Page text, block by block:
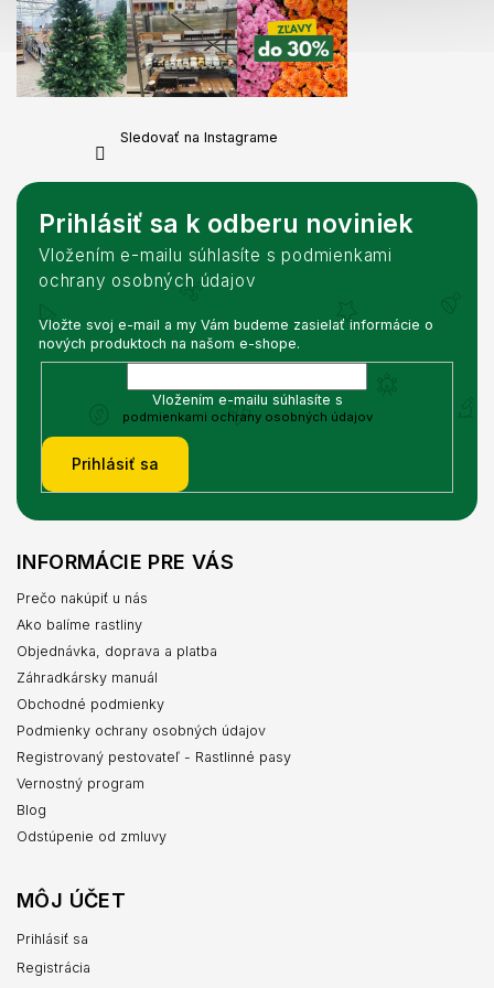
Sledovať na Instagrame
Prihlásiť sa k odberu noviniek
Vložením e-mailu súhlasíte s podmienkami
ochrany osobných údajov
Vložte svoj e-mail a my Vám budeme zasielať informácie o
nových produktoch na našom e-shope.
Vložením e-mailu súhlasíte s
podmienkami ochrany osobných údajov
Prihlásiť sa
INFORMÁCIE PRE VÁS
Prečo nakúpiť u nás
Ako balíme rastliny
Objednávka, doprava a platba
Záhradkársky manuál
Obchodné podmienky
Podmienky ochrany osobných údajov
Registrovaný pestovateľ - Rastlinné pasy
Vernostný program
Blog
Odstúpenie od zmluvy
MÔJ ÚČET
Prihlásiť sa
Registrácia